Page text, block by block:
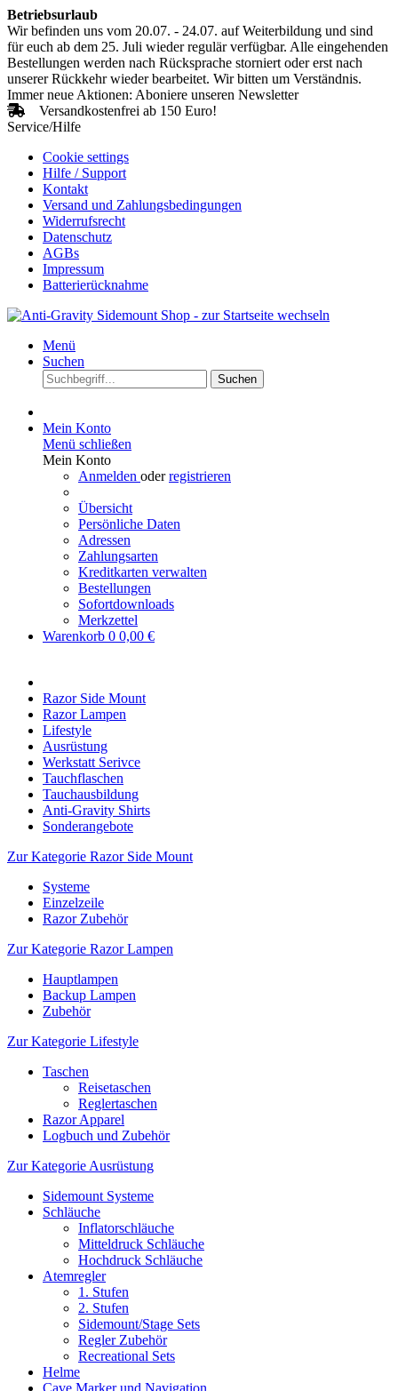
Betriebsurlaub
Wir befinden uns vom 20.07. - 24.07. auf Weiterbildung und sind
für euch ab dem 25. Juli wieder regulär verfügbar. Alle eingehenden
Bestellungen werden nach Rücksprache storniert oder erst nach
unserer Rückkehr wieder bearbeitet. Wir bitten um Verständnis.
Immer neue Aktionen: Aboniere unseren Newsletter
Versandkostenfrei ab 150 Euro!
Service/Hilfe
Cookie settings
Hilfe / Support
Kontakt
Versand und Zahlungsbedingungen
Widerrufsrecht
Datenschutz
AGBs
Impressum
Batterierücknahme
Menü
Suchen
Suchen
Mein Konto
Menü schließen
Mein Konto
Anmelden oderregistrieren
Übersicht
Persönliche Daten
Adressen
Zahlungsarten
Kreditkarten verwalten
Bestellungen
Sofortdownloads
Merkzettel
Warenkorb 0 0,00 €
Razor Side Mount
Razor Lampen
Lifestyle
Ausrüstung
Werkstatt Serivce
Tauchflaschen
Tauchausbildung
Anti-Gravity Shirts
Sonderangebote
Zur Kategorie Razor Side Mount
Systeme
Einzelzeile
Razor Zubehör
Zur Kategorie Razor Lampen
Hauptlampen
Backup Lampen
Zubehör
Zur Kategorie Lifestyle
Taschen
Reisetaschen
Reglertaschen
Razor Apparel
Logbuch und Zubehör
Zur Kategorie Ausrüstung
Sidemount Systeme
Schläuche
Inflatorschläuche
Mitteldruck Schläuche
Hochdruck Schläuche
Atemregler
1. Stufen
2. Stufen
Sidemount/Stage Sets
Regler Zubehör
Recreational Sets
Helme
Cave Marker und Navigation